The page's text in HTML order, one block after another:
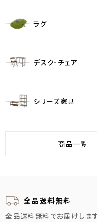
ラグ
デスク・チェア
シリーズ家具
商品一覧
全品送料無料
全品送料無料でお届けします